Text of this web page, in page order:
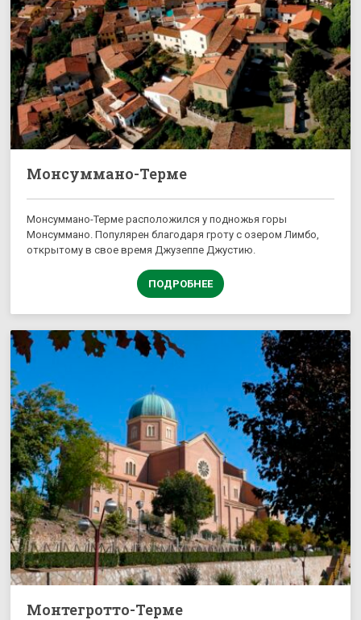
Монсуммано-Терме
Монсуммано-Терме расположился у подножья горы
Монсуммано. Популярен благодаря гроту с озером Лимбо,
открытому в свое время Джузеппе Джустию.
ПОДРОБНЕЕ
Монтегротто-Терме